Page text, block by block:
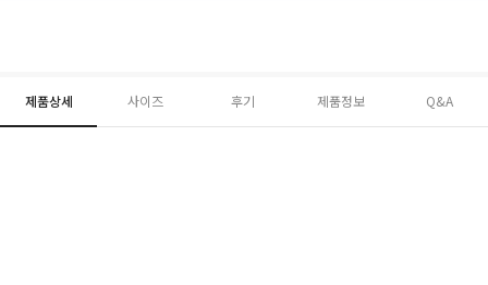
제품상세 사이즈 후기 제품정보 Q&A